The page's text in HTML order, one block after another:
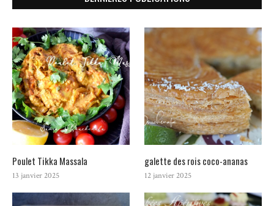
Poulet Tikka Massala
13 janvier 2025
galette des rois coco-ananas
12 janvier 2025